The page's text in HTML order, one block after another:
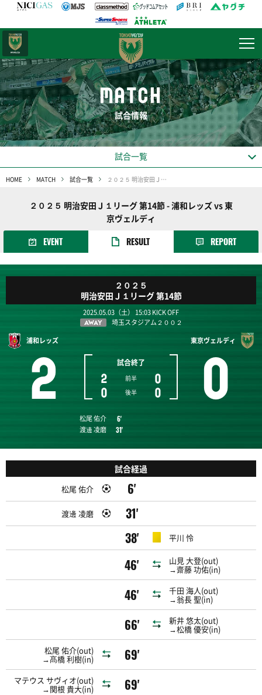
MATCH
試合情報
試合一覧
HOME MATCH 試合一覧 ２０２５ 明治安田Ｊ１リーグ 第14節
２０２５ 明治安田Ｊ１リーグ 第14節 - 浦和レッズ vs 東
京ヴェルディ
EVENT RESULT REPORT
２０２５
明治安田Ｊ１リーグ 第14節
2025.05.03（土） 15:03 KICK OFF
AWAY
埼玉スタジアム２００２
浦和レッズ
東京ヴェルディ
2 試合終了
2 前半
0
0
後半 0 0
松尾 佑介 6'
渡邊 凌磨 31'
試合経過
松尾 佑介 6'
渡邊 凌磨
31'
38'
平川 怜
46' 山見 大登(out)
→齋藤 功佑(in)
46' 千田 海人(out)
→翁長 聖(in)
66' 新井 悠太(out)
→松橋 優安(in)
松尾 佑介(out)
→髙橋 利樹(in) 69'
マテウス サヴィオ(out)
→関根 貴大(in)
69'